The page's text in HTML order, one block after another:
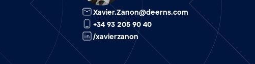
Xavier.Zanon@deerns.com
+34 93 205 90 40
/xavierzanon